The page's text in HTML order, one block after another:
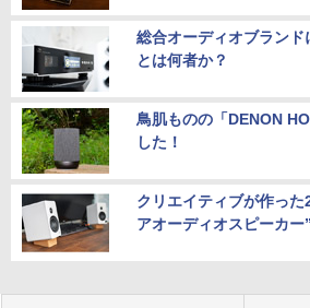
総合オーディオブラン
とは何者か？
鳥肌ものの「DENON
した！
クリエイティブが作った
アオーディオスピーカー”